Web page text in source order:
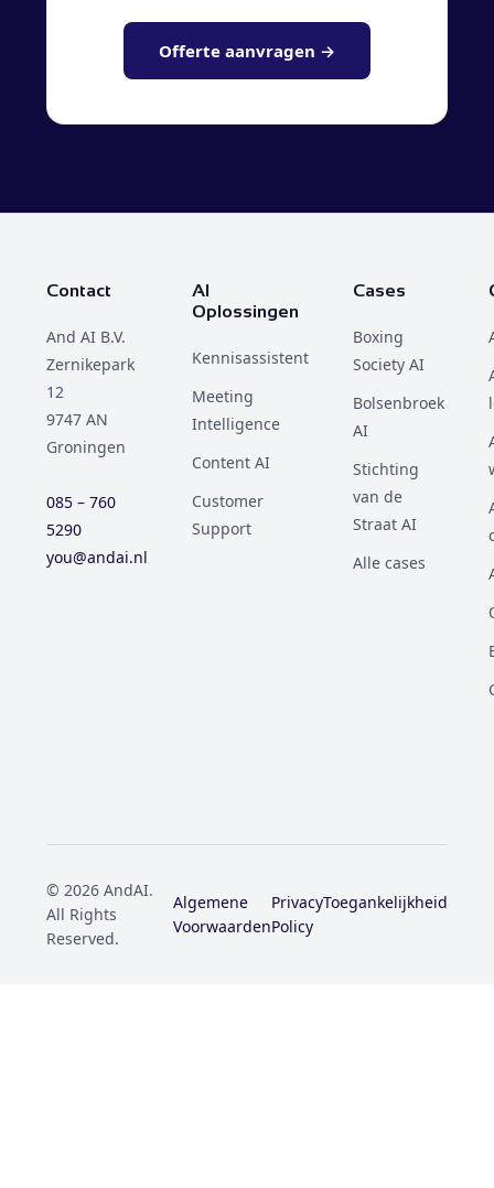
Offerte aanvragen →
Contact
And AI B.V.
Zernikepark
12
9747 AN
Groningen
085 – 760
5290
you@andai.nl
AI
Oplossingen
Kennisassistent
Meeting
Intelligence
Content AI
Customer
Support
Cases
Boxing
Society AI
Bolsenbroek
AI
Stichting
van de
Straat AI
Alle cases
© 2026 AndAI.
All Rights
Reserved.
Algemene
Voorwaarden
Privacy
Policy
Toegankelijkheid